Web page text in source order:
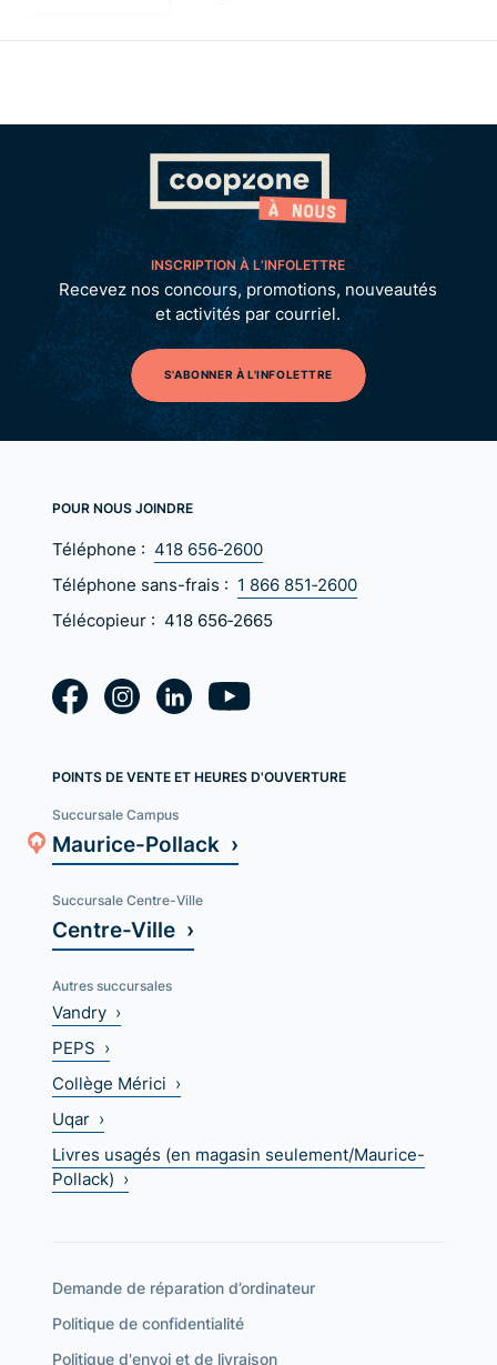
INSCRIPTION À L’INFOLETTRE
Recevez nos concours, promotions, nouveautés
et activités par courriel.
S'ABONNER À L'INFOLETTRE
POUR NOUS JOINDRE
Téléphone : 418 656‑2600
Téléphone sans-frais : 1 866 851‑2600
Télécopieur : 418 656‑2665
POINTS DE VENTE ET HEURES D'OUVERTURE
Succursale Campus
Maurice-Pollack ›
Succursale Centre-Ville
Centre-Ville ›
Autres succursales
Vandry ›
PEPS ›
Collège Mérici ›
Uqar ›
Livres usagés (en magasin seulement/Maurice-
Pollack) ›
Demande de réparation d’ordinateur
Politique de confidentialité
Politique d'envoi et de livraison